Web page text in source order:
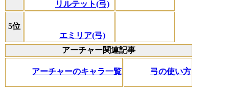
リルテット(弓)
5位
エミリア(弓)
アーチャー関連記事
アーチャーのキャラ一覧 弓の使い方